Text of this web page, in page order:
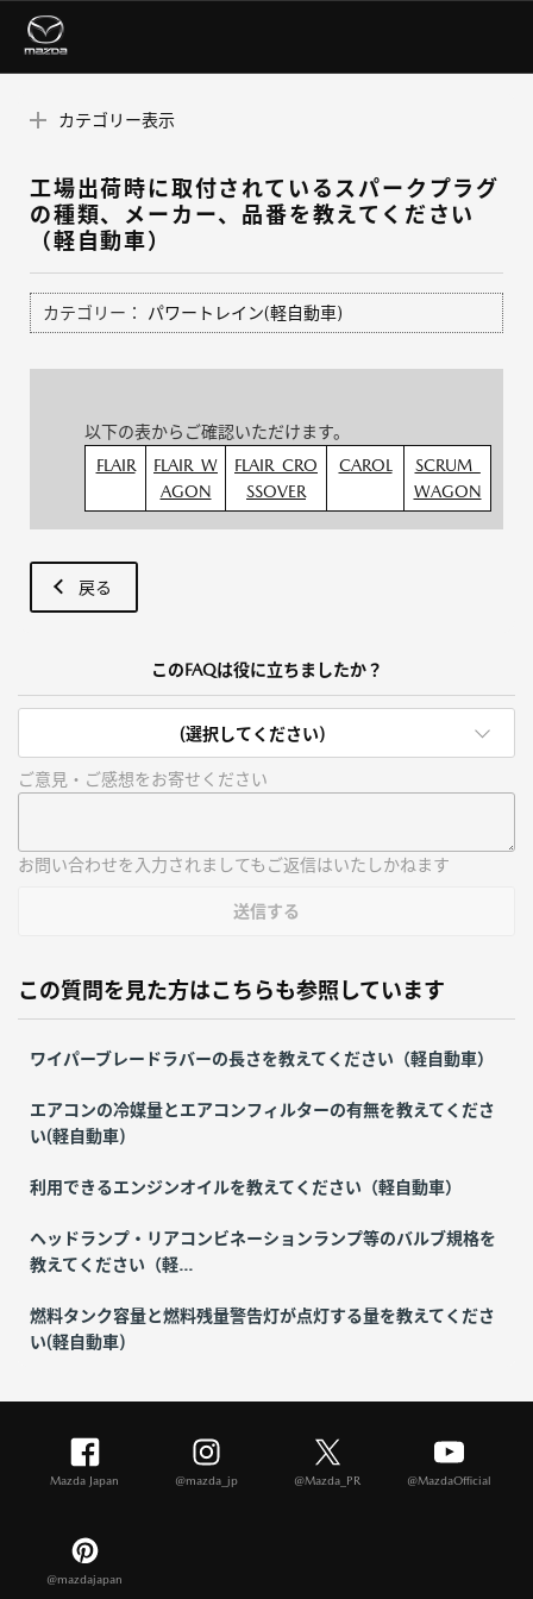
カテゴリー表示
工場出荷時に取付されているスパークプラグ
の種類、メーカー、品番を教えてください
（軽自動車）
カテゴリー： パワートレイン(軽自動車)
以下の表からご確認いただけます。
FLAIR
FLAIR_W
AGON
FLAIR_CRO
SSOVER
CAROL
SCRUM_
WAGON
戻る
このFAQは役に立ちましたか？
(選択してください)
ご意見・ご感想をお寄せください
お問い合わせを入力されましてもご返信はいたしかねます
送信する
この質問を見た方はこちらも参照しています
ワイパーブレードラバーの長さを教えてください（軽自動車）
エアコンの冷媒量とエアコンフィルターの有無を教えてくださ
い(軽自動車)
利用できるエンジンオイルを教えてください（軽自動車）
ヘッドランプ・リアコンビネーションランプ等のバルブ規格を
教えてください（軽...
燃料タンク容量と燃料残量警告灯が点灯する量を教えてくださ
い(軽自動車)
Mazda Japan @mazda_jp @Mazda_PR @MazdaOfficial
@mazdajapan